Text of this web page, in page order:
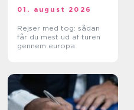
01. august 2026
Rejser med tog: sådan
får du mest ud af turen
gennem europa